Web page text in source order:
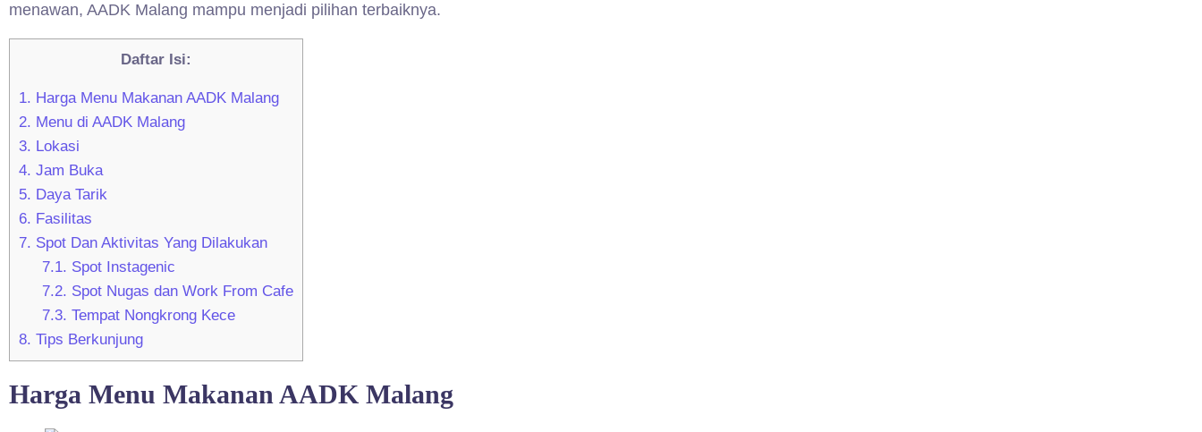
menawan, AADK Malang mampu menjadi pilihan terbaiknya.
Daftar Isi:
1. Harga Menu Makanan AADK Malang
2. Menu di AADK Malang
3. Lokasi
4. Jam Buka
5. Daya Tarik
6. Fasilitas
7. Spot Dan Aktivitas Yang Dilakukan
7.1. Spot Instagenic
7.2. Spot Nugas dan Work From Cafe
7.3. Tempat Nongkrong Kece
8. Tips Berkunjung
Harga Menu Makanan AADK Malang